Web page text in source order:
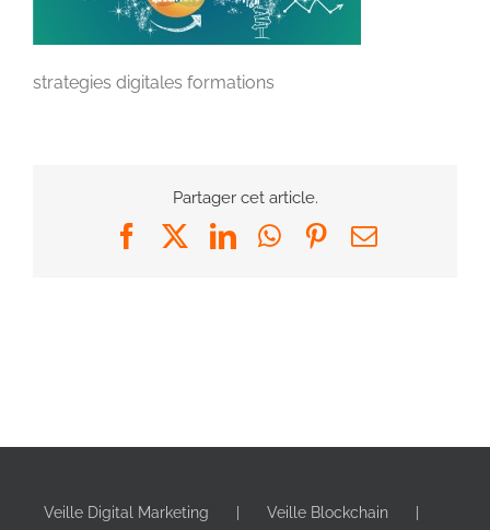
strategies digitales formations
Partager cet article.
FacebookLinkedInWhatsApp
Pinterest
Email
Veille Digital Marketing
Veille Blockchain